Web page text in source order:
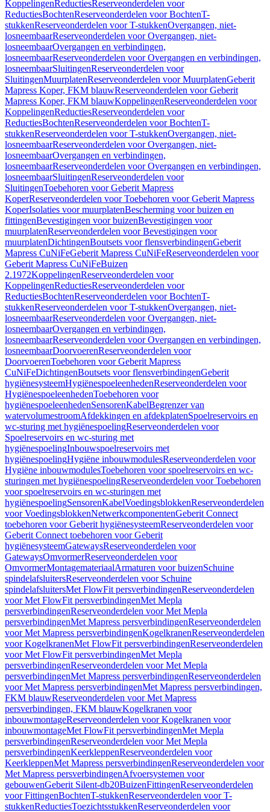
KoppelingenReductiesReserveonderdelen voor
ReductiesBochtenReserveonderdelen voor BochtenT-
stukkenReserveonderdelen voor T-stukkenOvergangen, niet-
losneembaarReserveonderdelen voor Overgangen, niet-
losneembaarOvergangen en verbindingen,
losneembaarReserveonderdelen voor Overgangen en verbindingen,
losneembaarSluitingenReserveonderdelen voor
SluitingenMuurplatenReserveonderdelen voor MuurplatenGeberit
Mapress Koper, FKM blauwReserveonderdelen voor Geberit
Mapress Koper, FKM blauwKoppelingenReserveonderdelen voor
KoppelingenReductiesReserveonderdelen voor
ReductiesBochtenReserveonderdelen voor BochtenT-
stukkenReserveonderdelen voor T-stukkenOvergangen, niet-
losneembaarReserveonderdelen voor Overgangen, niet-
losneembaarOvergangen en verbindingen,
losneembaarReserveonderdelen voor Overgangen en verbindingen,
losneembaarSluitingenReserveonderdelen voor
SluitingenToebehoren voor Geberit Mapress
KoperReserveonderdelen voor Toebehoren voor Geberit Mapress
KoperIsolaties voor muurplatenBescherming voor buizen en
fittingenBevestigingen voor buizenBevestigingen voor
muurplatenReserveonderdelen voor Bevestigingen voor
muurplatenDichtingenBoutsets voor flensverbindingenGeberit
Mapress CuNiFeGeberit Mapress CuNiFeReserveonderdelen voor
Geberit Mapress CuNiFeBuizen
2.1972KoppelingenReserveonderdelen voor
KoppelingenReductiesReserveonderdelen voor
ReductiesBochtenReserveonderdelen voor BochtenT-
stukkenReserveonderdelen voor T-stukkenOvergangen, niet-
losneembaarReserveonderdelen voor Overgangen, niet-
losneembaarOvergangen en verbindingen,
losneembaarReserveonderdelen voor Overgangen en verbindingen,
losneembaarDoorvoerenReserveonderdelen voor
DoorvoerenToebehoren voor Geberit Mapress
CuNiFeDichtingenBoutsets voor flensverbindingenGeberit
hygiënesysteemHygiënespoeleenhedenReserveonderdelen voor
HygiënespoeleenhedenToebehoren voor
hygiënespoeleenhedenSensorenKabelBegrenzer van
watervolumestroomAfdekkingen en afdekplatenSpoelreservoirs en
wc-sturing met hygiënespoelingReserveonderdelen voor
Spoelreservoirs en wc-sturing met
hygiënespoelingInbouwspoelreservoirs met
hygiënespoelingHygiëne inbouwmodulesReserveonderdelen voor
Hygiëne inbouwmodulesToebehoren voor spoelreservoirs en wc-
sturingen met hygiënespoelingReserveonderdelen voor Toebehoren
voor spoelreservoirs en wc-sturingen met
hygiënespoelingSensorenKabelVoedingsblokkenReserveonderdelen
voor VoedingsblokkenNetwerkcomponentenGeberit Connect
toebehoren voor Geberit hygiënesysteemReserveonderdelen voor
Geberit Connect toebehoren voor Geberit
hygiënesysteemGatewaysReserveonderdelen voor
GatewaysOmvormerReserveonderdelen voor
OmvormerMontagemateriaalArmaturen voor buizenSchuine
spindelafsluitersReserveonderdelen voor Schuine
spindelafsluitersMet FlowFit persverbindingenReserveonderdelen
voor Met FlowFit persverbindingenMet Mepla
persverbindingenReserveonderdelen voor Met Mepla
persverbindingenMet Mapress persverbindingenReserveonderdelen
voor Met Mapress persverbindingenKogelkranenReserveonderdelen
voor KogelkranenMet FlowFit persverbindingenReserveonderdelen
voor Met FlowFit persverbindingenMet Mepla
persverbindingenReserveonderdelen voor Met Mepla
persverbindingenMet Mapress persverbindingenReserveonderdelen
voor Met Mapress persverbindingenMet Mapress persverbindingen,
FKM blauwReserveonderdelen voor Met Mapress
persverbindingen, FKM blauwKogelkranen voor
inbouwmontageReserveonderdelen voor Kogelkranen voor
inbouwmontageMet FlowFit persverbindingenMet Mepla
persverbindingenReserveonderdelen voor Met Mepla
persverbindingenKeerkleppenReserveonderdelen voor
KeerkleppenMet Mapress persverbindingenReserveonderdelen voor
Met Mapress persverbindingenAfvoersystemen voor
gebouwenGeberit Silent-db20BuizenFittingenReserveonderdelen
voor FittingenBochtenT-stukkenReserveonderdelen voor T-
stukkenReductiesToezichtsstukkenReserveonderdelen voor